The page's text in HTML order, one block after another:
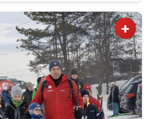
Turlag om Friluftslivets år.
rosinen i pølsa helt til slutt
Jan Kærup Bjørneboe. Jan
var dønn ærlig i sitt foredrag i
Bjørn Hytjanstorp
+